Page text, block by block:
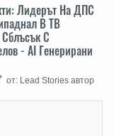
Лидерът На ДПС
В ТВ
С
- AI Генерирани
от: Lead Stories автор